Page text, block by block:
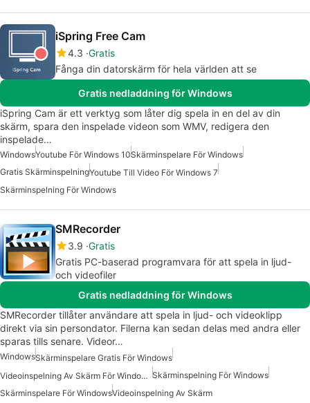
iSpring Free Cam
4.3 Gratis
Fånga din datorskärm för hela världen att se
Gratis nedladdning för Windows
iSpring Cam är ett verktyg som låter dig spela in en del av din
skärm, spara den inspelade videon som WMV, redigera den
inspelade…
WindowsYoutube För Windows 10Skärminspelare För Windows
Gratis SkärminspelningYoutube Till Video För Windows 7
Skärminspelning För Windows
SMRecorder
3.9 Gratis
Gratis PC-baserad programvara för att spela in ljud-
och videofiler
Gratis nedladdning för Windows
SMRecorder tillåter användare att spela in ljud- och videoklipp
direkt via sin persondator. Filerna kan sedan delas med andra eller
sparas tills senare. Videor…
WindowsSkärminspelare Gratis För Windows
Videoinspelning Av Skärm För Windows Gratis Skärminspelning För Windows
Skärminspelare För WindowsVideoinspelning Av Skärm